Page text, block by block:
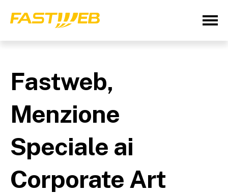
Fastweb,
Menzione
Speciale ai
Corporate Art